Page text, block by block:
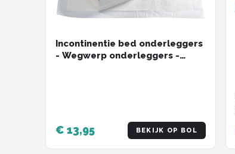
Incontinentie bed onderleggers
- Wegwerp onderleggers -
€ 13,95 BEKIJK OP BOL